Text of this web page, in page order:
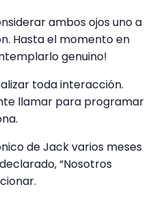
ambos ojos uno a
Hasta el momento en
genuino!
toda interacción.
llamar para programar
de Jack varios meses
“Nosotros